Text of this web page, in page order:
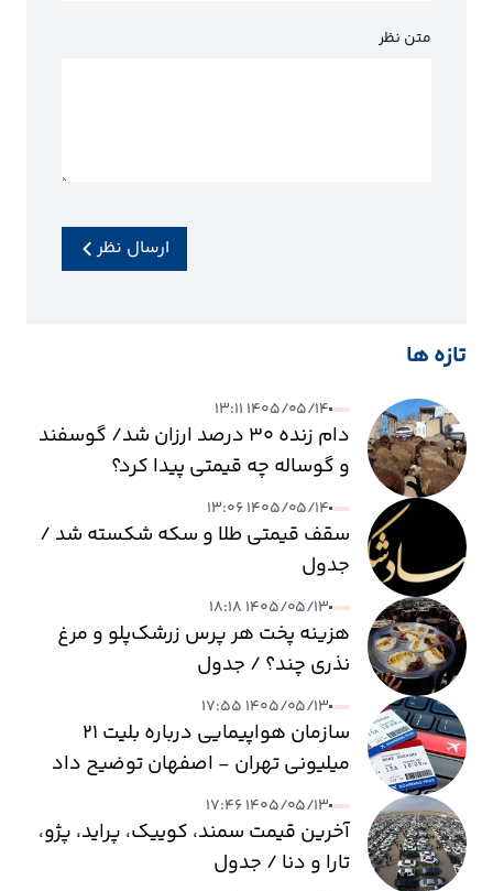
متن نظر
ارسال نظر
تازه ها
۱۴۰۵/۰۵/۱۴ ۱۳:۱۱
دام زنده ۳۰ درصد ارزان شد/ گوسفند
و گوساله چه قیمتی پیدا کرد؟
۱۴۰۵/۰۵/۱۴ ۱۳:۰۶
سقف قیمتی طلا و سکه شکسته شد /
جدول
۱۴۰۵/۰۵/۱۳ ۱۸:۱۸
هزینه پخت هر پرس زرشک‌پلو و مرغ
نذری چند؟ / جدول
۱۴۰۵/۰۵/۱۳ ۱۷:۵۵
سازمان هواپیمایی درباره بلیت ۲۱
میلیونی تهران - اصفهان توضیح داد
۱۴۰۵/۰۵/۱۳ ۱۷:۴۶
آخرین قیمت سمند، کوییک، پراید، پژو،
تارا و دنا / جدول